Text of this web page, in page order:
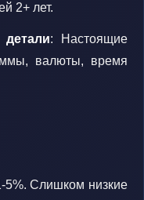
2+ лет.
: Настоящие
валюты, время
Слишком низкие